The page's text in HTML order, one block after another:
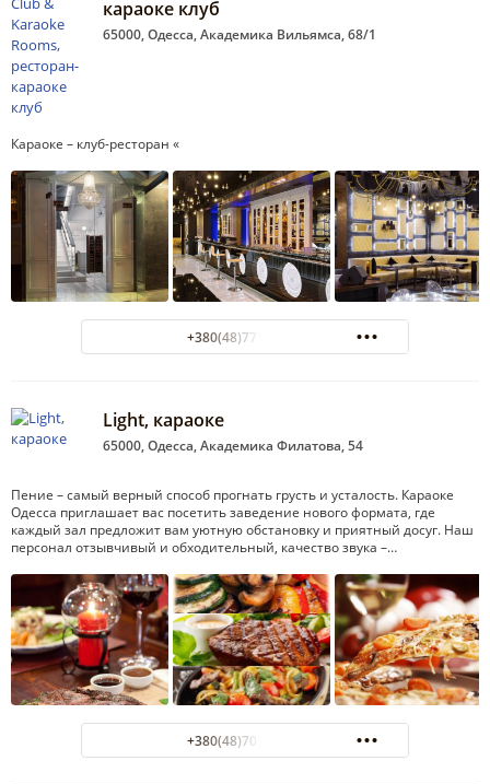
караоке клуб
65000, Одесса, Академика Вильямса, 68/1
Караоке – клуб-ресторан «
+380(48)771-77-31
Light, караоке
65000, Одесса, Академика Филатова, 54
Пение – самый верный способ прогнать грусть и усталость. Караоке
Одесса приглашает вас посетить заведение нового формата, где
каждый зал предложит вам уютную обстановку и приятный досуг. Наш
персонал отзывчивый и обходительный, качество звука –…
+380(48)703-78-05